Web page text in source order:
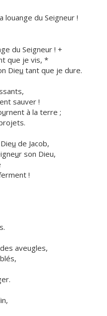
louange du Seigneur !
du Seigneur ! +
que je vis, *
Dieu tant que je dure.
sauver !
urnent à la terre ;
u de Jacob,
ur son Dieu,
!
aveugles,